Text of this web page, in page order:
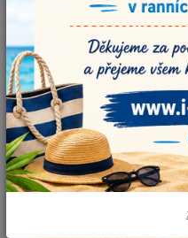
hořčicová